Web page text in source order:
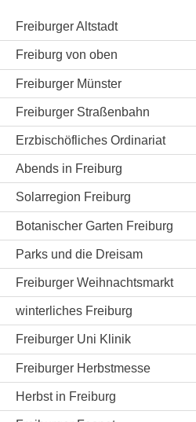
Freiburger Altstadt
Freiburg von oben
Freiburger Münster
Freiburger Straßenbahn
Erzbischöfliches Ordinariat
Abends in Freiburg
Solarregion Freiburg
Botanischer Garten Freiburg
Parks und die Dreisam
Freiburger Weihnachtsmarkt
winterliches Freiburg
Freiburger Uni Klinik
Freiburger Herbstmesse
Herbst in Freiburg